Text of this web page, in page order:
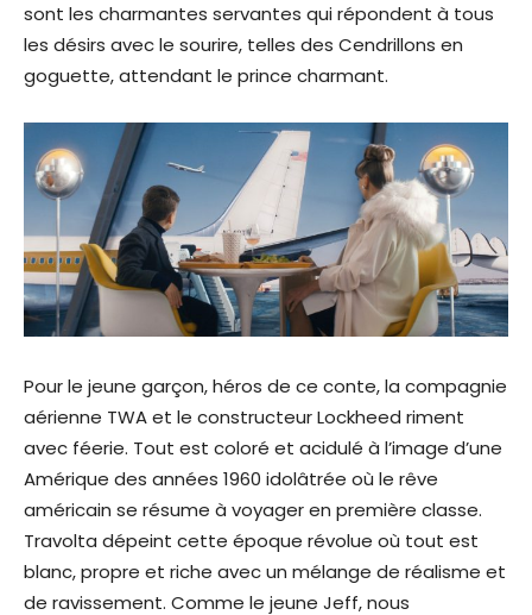
sont les charmantes servantes qui répondent à tous
les désirs avec le sourire, telles des Cendrillons en
goguette, attendant le prince charmant.
Pour le jeune garçon, héros de ce conte, la compagnie
aérienne TWA et le constructeur Lockheed riment
avec féerie. Tout est coloré et acidulé à l’image d’une
Amérique des années 1960 idolâtrée où le rêve
américain se résume à voyager en première classe.
Travolta dépeint cette époque révolue où tout est
blanc, propre et riche avec un mélange de réalisme et
de ravissement. Comme le jeune Jeff, nous